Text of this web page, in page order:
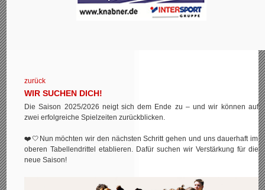
zurück
WIR SUCHEN DICH!
Die Saison 2025/2026 neigt sich dem Ende zu – und wir können auf
zwei erfolgreiche Spielzeiten zurückblicken.
❤️🤍Nun möchten wir den nächsten Schritt gehen und uns dauerhaft im
oberen Tabellendrittel etablieren. Dafür suchen wir Verstärkung für die
neue Saison!